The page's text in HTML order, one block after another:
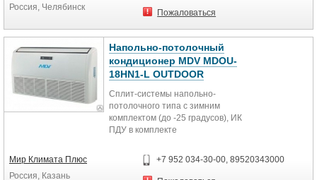
Россия, Челябинск
Пожаловаться
Напольно-потолочный
кондиционер MDV MDOU-
18HN1-L OUTDOOR
Cплит-системы напольно-
потолочного типа с зимним
комплектом (до -25 градусов), ИК
ПДУ в комплекте
Специальная серия кассетных
кондиционеров от MDV :
Низкотемпературный комплект,
Мир Климата Плюс
Россия, Казань
+7 952 034-30-00, 89520343000